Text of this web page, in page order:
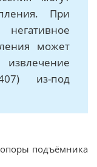
При
может
из-под
подъёмника